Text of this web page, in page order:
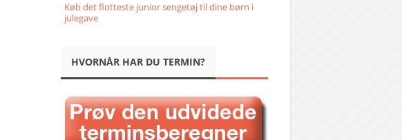
Køb det flotteste junior sengetøj til dine børn i
julegave
HVORNÅR HAR DU TERMIN?